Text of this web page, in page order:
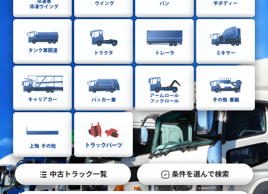
中古トラック一覧 条件を選んで検索